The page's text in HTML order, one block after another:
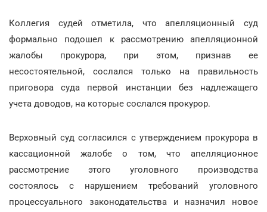
Коллегия судей отметила, что апелляционный суд
формально подошел к рассмотрению апелляционной
жалобы прокурора, при этом, признав ее
несостоятельной, сослался только на правильность
приговора суда первой инстанции без надлежащего
учета доводов, на которые сослался прокурор.
Верховный суд согласился с утверждением прокурора в
кассационной жалобе о том, что апелляционное
рассмотрение этого уголовного производства
состоялось с нарушением требований уголовного
процессуального законодательства и назначил новое